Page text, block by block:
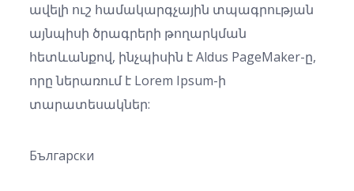
ավելի ուշ համակարգչային տպագրության
այնպիսի ծրագրերի թողարկման
հետևանքով, ինչպիսին է Aldus PageMaker-ը,
որը ներառում է Lorem Ipsum-ի
տարատեսակներ:
Български